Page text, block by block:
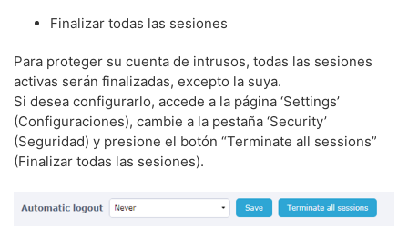
Finalizar todas las sesiones
Para proteger su cuenta de intrusos, todas las sesiones
activas serán finalizadas, excepto la suya.
Si desea configurarlo, accede a la página ‘Settings’
(Configuraciones), cambie a la pestaña ‘Security’
(Seguridad) y presione el botón “Terminate all sessions”
(Finalizar todas las sesiones).